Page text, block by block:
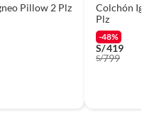
Pillow 2 Plz
Colchón Igneo
Plz
-48%
S/419
S/799